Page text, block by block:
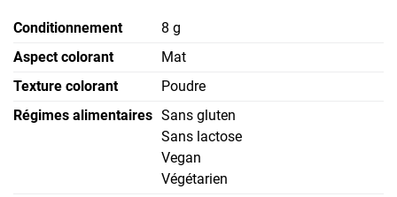
Conditionnement
8 g
Aspect colorant
Mat
Texture colorant
Poudre
Régimes alimentaires Sans gluten
Sans lactose
Vegan
Végétarien